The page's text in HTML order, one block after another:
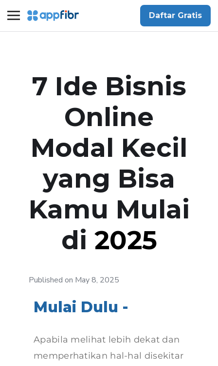
Daftar Gratis
7 Ide Bisnis
Online
Modal Kecil
yang Bisa
Kamu Mulai
di 2025
Published on May 8, 2025
Mulai Dulu -
Apabila melihat lebih dekat dan
memperhatikan hal-hal disekitar